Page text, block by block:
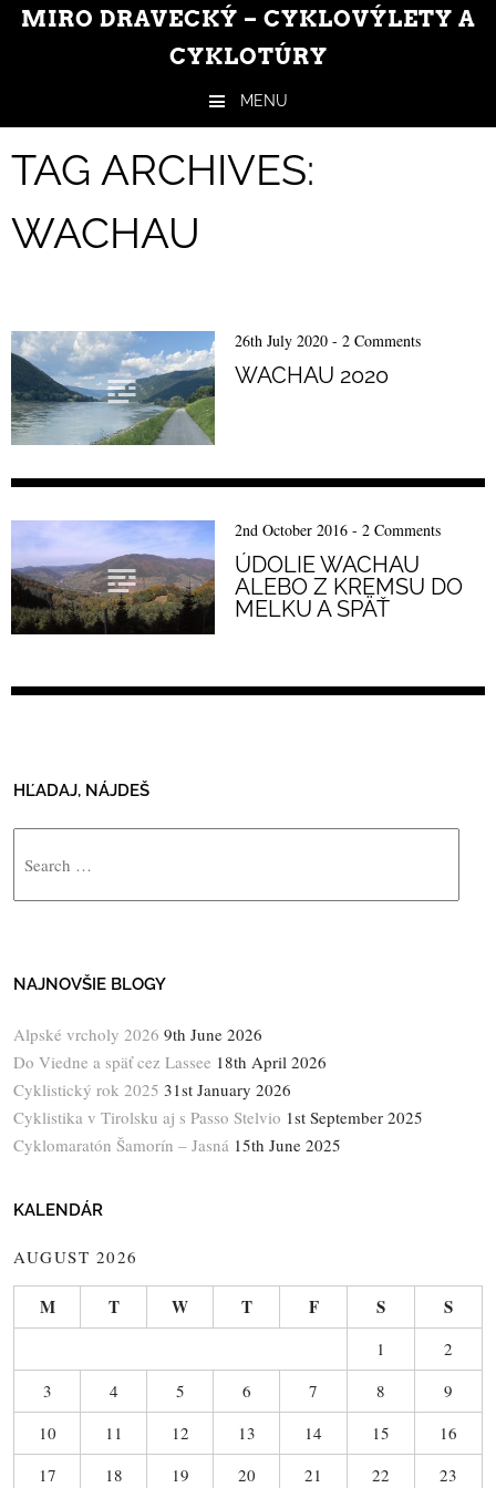
MIRO DRAVECKÝ – CYKLOVÝLETY A
CYKLOTÚRY
MENU
TAG ARCHIVES:
WACHAU
26th July 2020 - 2 Comments
WACHAU 2020
2nd October 2016 - 2 Comments
ÚDOLIE WACHAU
ALEBO Z KREMSU DO
MELKU A SPÄŤ
HĽADAJ, NÁJDEŠ
NAJNOVŠIE BLOGY
Alpské vrcholy 2026 9th June 2026
Do Viedne a späť cez Lassee 18th April 2026
Cyklistický rok 2025 31st January 2026
Cyklistika v Tirolsku aj s Passo Stelvio 1st September 2025
Cyklomaratón Šamorín – Jasná 15th June 2025
KALENDÁR
AUGUST 2026
M T W T F S S
1
2
3
4 5 6 7 8
9
10
11 12 13 14 15
16
17
18 19 20 21 22 23